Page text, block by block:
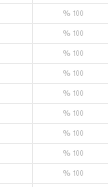
%100
%100
%100
%100
%100
%100
%100
%100
%100